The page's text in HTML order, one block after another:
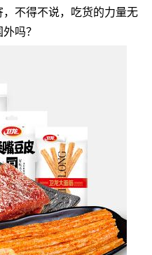
不得不说，吃货的力量无
吗？